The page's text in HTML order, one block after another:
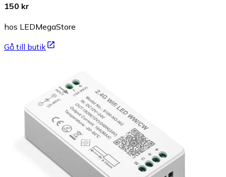
150 kr
hos LEDMegaStore
Gå till butik